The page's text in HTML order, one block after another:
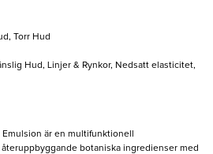
Torr Hud
Hud, Linjer & Rynkor, Nedsatt elasticitet,
är en multifunktionell
botaniska ingredienser med